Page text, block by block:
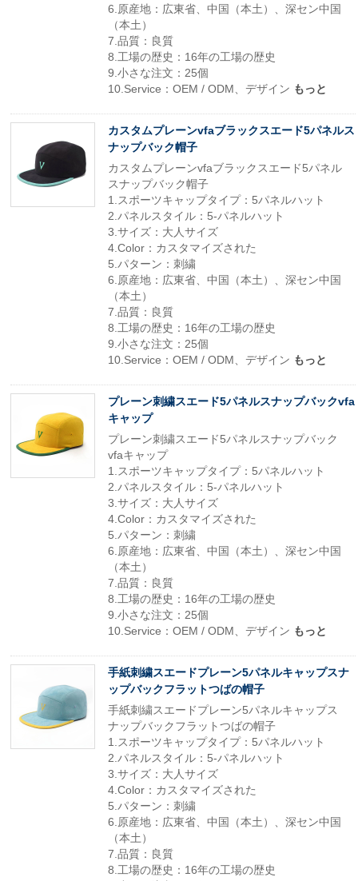
6.原産地：広東省、中国（本土）、深セン中国
（本土）
7.品質：良質
8.工場の歴史：16年の工場の歴史
9.小さな注文：25個
10.Service：OEM / ODM、デザイン もっと
カスタムプレーンvfaブラックスエード5パネルス
ナップバック帽子
カスタムプレーンvfaブラックスエード5パネル
スナップバック帽子
1.スポーツキャップタイプ：5パネルハット
2.パネルスタイル：5-パネルハット
3.サイズ：大人サイズ
4.Color：カスタマイズされた
5.パターン：刺繍
6.原産地：広東省、中国（本土）、深セン中国
（本土）
7.品質：良質
8.工場の歴史：16年の工場の歴史
9.小さな注文：25個
10.Service：OEM / ODM、デザイン もっと
プレーン刺繍スエード5パネルスナップバックvfa
キャップ
プレーン刺繍スエード5パネルスナップバック
vfaキャップ
1.スポーツキャップタイプ：5パネルハット
2.パネルスタイル：5-パネルハット
3.サイズ：大人サイズ
4.Color：カスタマイズされた
5.パターン：刺繍
6.原産地：広東省、中国（本土）、深セン中国
（本土）
7.品質：良質
8.工場の歴史：16年の工場の歴史
9.小さな注文：25個
10.Service：OEM / ODM、デザイン もっと
手紙刺繍スエードプレーン5パネルキャップスナ
ップバックフラットつばの帽子
手紙刺繍スエードプレーン5パネルキャップス
ナップバックフラットつばの帽子
1.スポーツキャップタイプ：5パネルハット
2.パネルスタイル：5-パネルハット
3.サイズ：大人サイズ
4.Color：カスタマイズされた
5.パターン：刺繍
6.原産地：広東省、中国（本土）、深セン中国
（本土）
7.品質：良質
8.工場の歴史：16年の工場の歴史